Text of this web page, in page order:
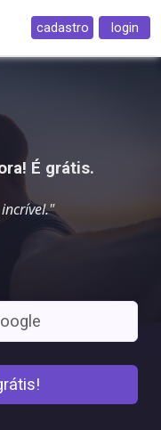
cadastro login
É grátis.
incrível."